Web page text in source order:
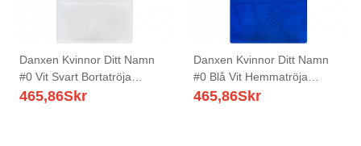
Danxen Kvinnor Ditt Namn
#0 Vit Svart Bortatröja
Matchtröjor 2025/26 Tröjor
465,86Skr
Danxen Kvinnor Ditt Namn
#0 Blå Vit Hemmatröja
Matchtröjor 2025/26 Tröjor
465,86Skr